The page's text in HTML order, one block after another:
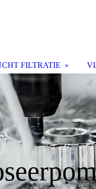
FILTRATIE